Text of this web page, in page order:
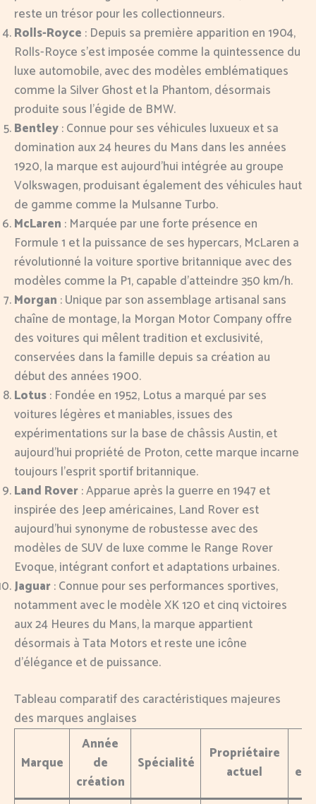
reste un trésor pour les collectionneurs.
Rolls-Royce : Depuis sa première apparition en 1904,
Rolls-Royce s’est imposée comme la quintessence du
luxe automobile, avec des modèles emblématiques
comme la Silver Ghost et la Phantom, désormais
produite sous l’égide de BMW.
Bentley: Connue pour ses véhicules luxueux et sa
domination aux 24 heures du Mans dans les années
1920, la marque est aujourd’hui intégrée au groupe
Volkswagen, produisant également des véhicules haut
de gamme comme la Mulsanne Turbo.
McLaren : Marquée par une forte présence en
Formule 1 et la puissance de ses hypercars, McLaren a
révolutionné la voiture sportive britannique avec des
modèles comme la P1, capable d’atteindre 350 km/h.
Morgan : Unique par son assemblage artisanal sans
chaîne de montage, la Morgan Motor Company offre
des voitures qui mêlent tradition et exclusivité,
conservées dans la famille depuis sa création au
début des années 1900.
Lotus: Fondée en 1952, Lotus a marqué par ses
voitures légères et maniables, issues des
expérimentations sur la base de châssis Austin, et
aujourd’hui propriété de Proton, cette marque incarne
toujours l’esprit sportif britannique.
Land Rover: Apparue après la guerre en 1947 et
inspirée des Jeep américaines, Land Rover est
aujourd’hui synonyme de robustesse avec des
modèles de SUV de luxe comme le Range Rover
Evoque, intégrant confort et adaptations urbaines.
Jaguar: Connue pour ses performances sportives,
notamment avec le modèle XK 120 et cinq victoires
aux 24 Heures du Mans, la marque appartient
désormais à Tata Motors et reste une icône
d’élégance et de puissance.
Tableau comparatif des caractéristiques majeures
des marques anglaises
Marque
Année
de
création
Spécialité
Propriétaire
actuel